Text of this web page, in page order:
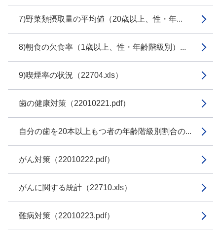
7)野菜類摂取量の平均値（20歳以上、性・年...
8)朝食の欠食率（1歳以上、性・年齢階級別）...
9)喫煙率の状況（22704.xls）
歯の健康対策（22010221.pdf）
自分の歯を20本以上もつ者の年齢階級別割合の...
がん対策（22010222.pdf）
がんに関する統計（22710.xls）
難病対策（22010223.pdf）